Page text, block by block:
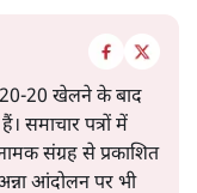
20-20 खेलने के बाद
समाचार पत्रों में
संग्रह से प्रकाशित
आंदोलन पर भी